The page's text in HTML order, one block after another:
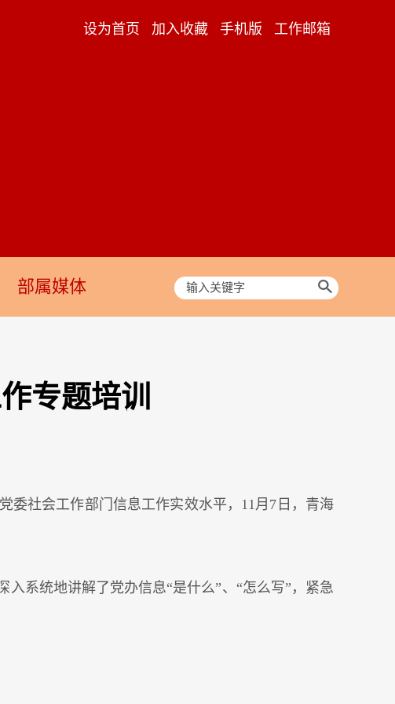
设为首页 加入收藏 手机版 工作邮箱
部属媒体
专题培训
委社会工作部门信息工作实效水平，11月7日，青海
系统地讲解了党办信息“是什么”、“怎么写”，紧急